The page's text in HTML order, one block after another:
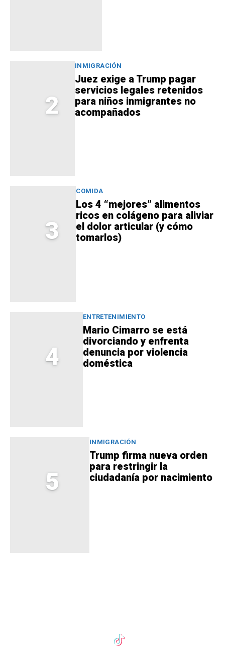
2
INMIGRACIÓN
Juez exige a Trump pagar
servicios legales retenidos
para niños inmigrantes no
acompañados
3
COMIDA
Los 4 “mejores” alimentos
ricos en colágeno para aliviar
el dolor articular (y cómo
tomarlos)
4
ENTRETENIMIENTO
Mario Cimarro se está
divorciando y enfrenta
denuncia por violencia
doméstica
5
INMIGRACIÓN
Trump firma nueva orden
para restringir la
ciudadanía por nacimiento